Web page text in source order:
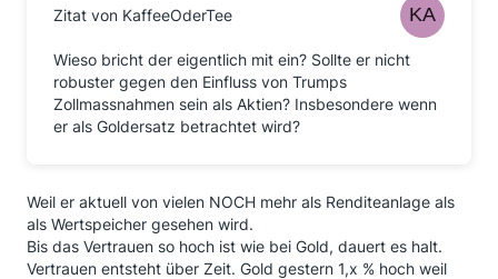
Zitat von KaffeeOderTee
Wieso bricht der eigentlich mit ein? Sollte er nicht
robuster gegen den Einfluss von Trumps
Zollmassnahmen sein als Aktien? Insbesondere wenn
er als Goldersatz betrachtet wird?
Weil er aktuell von vielen NOCH mehr als Renditeanlage als
als Wertspeicher gesehen wird.
Bis das Vertrauen so hoch ist wie bei Gold, dauert es halt.
Vertrauen entsteht über Zeit. Gold gestern 1,x % hoch weil